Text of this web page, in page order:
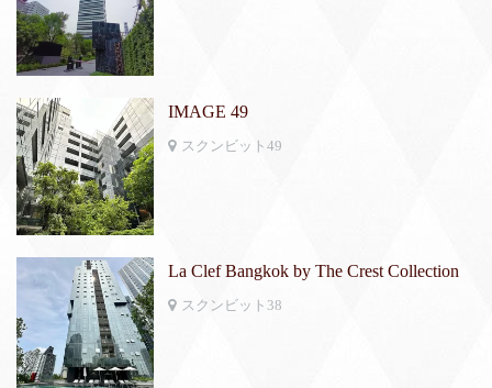
IMAGE 49
スクンビット49
La Clef Bangkok by The Crest Collection
スクンビット38